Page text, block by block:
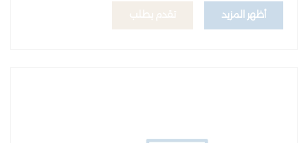
أظهر المزيد